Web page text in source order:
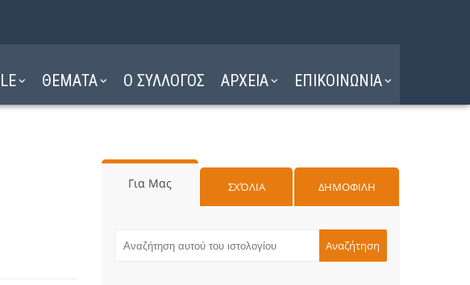
ΘΕΜΑΤΑ Ο ΣΥΛΛΟΓΟΣ ΑΡΧΕΙΑ ΕΠΙΚΟΙΝΩΝΙΑ
Για Μας ΣΧΌΛΙΑ ΔΗΜΟΦΙΛΗ